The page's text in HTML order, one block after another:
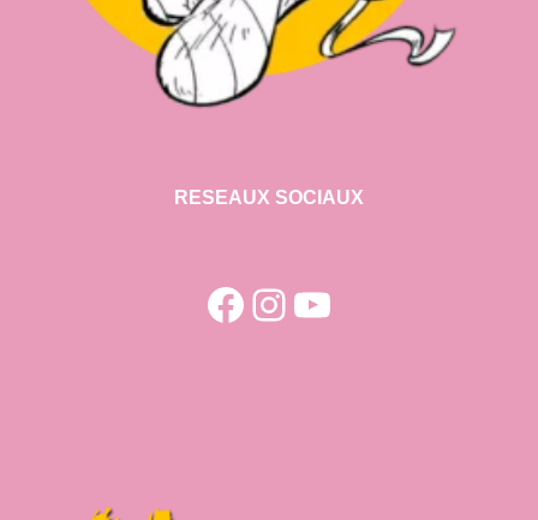
RESEAUX SOCIAUX
Facebook
Instagram
YouTube